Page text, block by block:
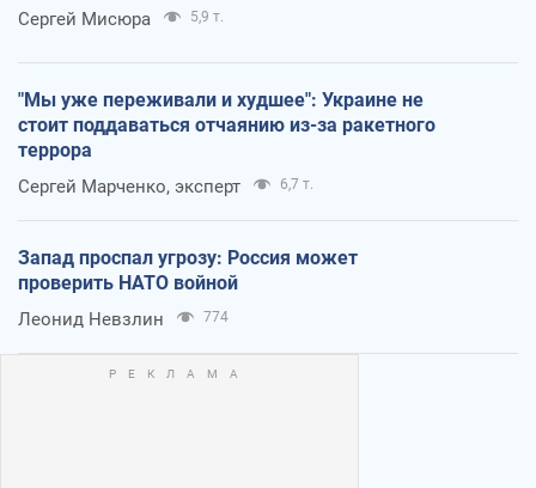
Сергей Мисюра 5,9 т.
"Мы уже переживали и худшее": Украине не
стоит поддаваться отчаянию из-за ракетного
террора
Сергей Марченко, эксперт 6,7 т.
Запад проспал угрозу: Россия может
проверить НАТО войной
Леонид Невзлин 774